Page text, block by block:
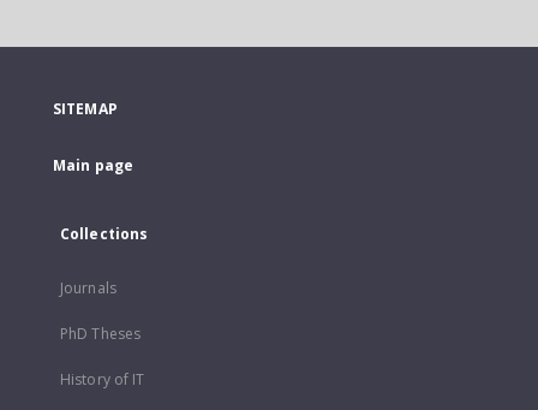
SITEMAP
Main page
Collections
Journals
PhD Theses
History of IT